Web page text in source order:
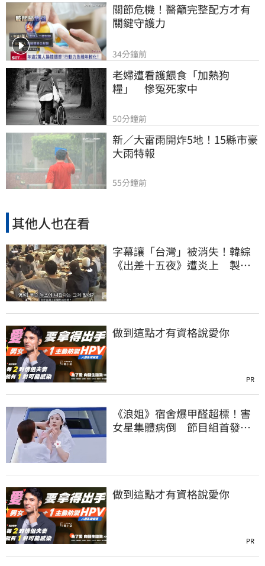
關節危機！醫籲完整配方才有
關鍵守護力
34分鐘前
老婦遭看護餵食「加熱狗
糧」　慘冤死家中
50分鐘前
新／大雷雨開炸5地！15縣市豪
大雨特報
55分鐘前
其他人也在看
字幕讓「台灣」被消失！韓綜
《出差十五夜》遭炎上 製作
做到這點才有資格說愛你
PR
《浪姐》宿舍爆甲醛超標！害
女星集體病倒 節目組首發聲
做到這點才有資格說愛你
PR